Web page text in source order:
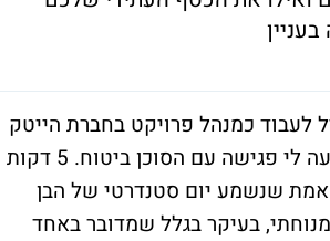
לעבוד כמנהל פרויקט בחברת הייטק
גדולה, וכך לדבריו: "היה לי יום מטורף, מפגישה לפגישה ועוד נתקעה לי פגישה עם הסוכן ביטוח. 5 דקות
שנשמע יום סטנדרטי של הבן
בעיקר בגלל שמדובר באחד